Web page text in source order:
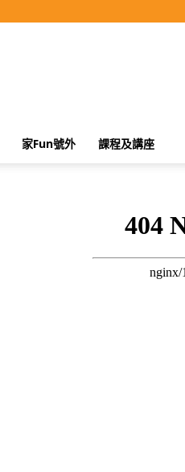
家Fun號外 課程及講座